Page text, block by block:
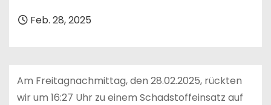
Feb. 28, 2025
Am Freitagnachmittag, den 28.02.2025, rückten
wir um 16:27 Uhr zu einem Schadstoffeinsatz auf